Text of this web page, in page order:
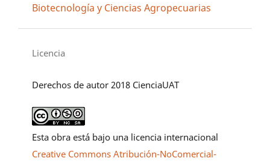
Biotecnología y Ciencias Agropecuarias
Licencia
Derechos de autor 2018 CienciaUAT
Esta obra está bajo una licencia internacional
Creative Commons Atribución-NoComercial-